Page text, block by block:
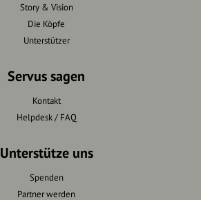
Story & Vision
Die Köpfe
Unterstützer
Servus sagen
Kontakt
Helpdesk / FAQ
Unterstütze uns
Spenden
Partner werden